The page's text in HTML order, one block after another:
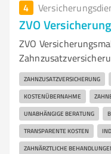
4
ZVO
ZVO
ZAHNZUSATZVERSICHERUNG
KOSTENÜBERNAHME
UNABHÄNGIGE BERATUNG
TRANSPARENTE KOSTEN
ZAHNÄRZTLICHE